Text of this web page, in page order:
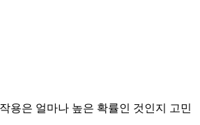
용은 얼마나 높은 확률인 것인지 고민